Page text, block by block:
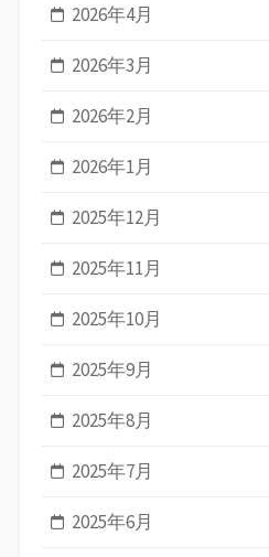
2026年4月
2026年3月
2026年2月
2026年1月
2025年12月
2025年11月
2025年10月
2025年9月
2025年8月
2025年7月
2025年6月